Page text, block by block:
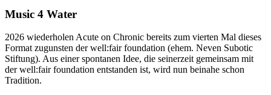
Music 4 Water
2026 wiederholen Acute on Chronic bereits zum vierten Mal dieses
Format zugunsten der well:fair foundation (ehem. Neven Subotic
Stiftung). Aus einer spontanen Idee, die seinerzeit gemeinsam mit
der well:fair foundation entstanden ist, wird nun beinahe schon
Tradition.